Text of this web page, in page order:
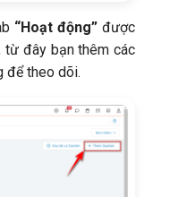
“Hoạt động”được
từ đây bạn thêm các
để theo dõi.